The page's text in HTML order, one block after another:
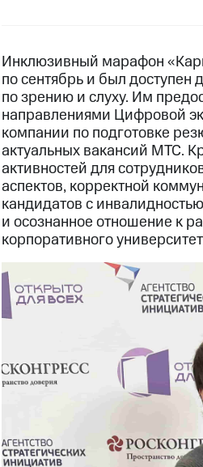
Инклюзивный марафон
по сентябрь и был доступен
по зрению и слуху. Им
направлениями Цифровой
компании по подготовке
актуальных вакансий МТС.
активностей для
аспектов, корректной
кандидатов с
и осознанное отношение к
корпоративного